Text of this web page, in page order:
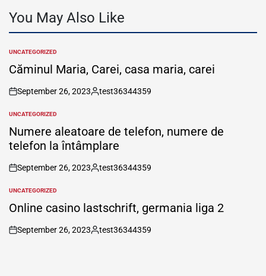
You May Also Like
POSTED
IN
UNCATEGORIZED
Căminul Maria, Carei, casa maria, carei
on
September 26, 2023
Posted
test36344359
POSTED
IN
UNCATEGORIZED
Numere aleatoare de telefon, numere de
telefon la întâmplare
on
September 26, 2023
Posted
test36344359
POSTED
IN
UNCATEGORIZED
Online casino lastschrift, germania liga 2
on
September 26, 2023
Posted
test36344359